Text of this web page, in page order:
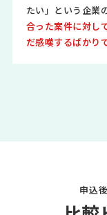
たい」という企業
合った案件に対し
だ感嘆するばかりで
申込